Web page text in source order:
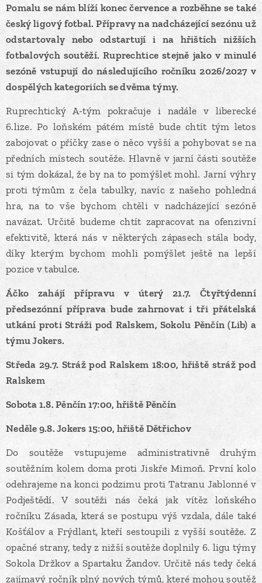
Pomalu se nám blíží konec července a rozběhne se také
český ligový fotbal. Přípravy na nadcházející sezónu už
odstartovaly nebo odstartují i na hřištích nižších
fotbalových soutěží. Ruprechtice stejně jako v minulé
sezóně vstupují do následujícího ročníku 2026/2027 v
dospělých kategoriích se dvěma týmy.
Ruprechtický A-tým pokračuje i nadále v liberecké
6.lize. Po loňském pátém místě bude chtít tým letos
zabojovat o příčky zase o něco vyšší a pohybovat se na
předních místech soutěže. Hlavně v jarní části soutěže
si tým dokázal, že by na to pomýšlet mohl. Jarní výhry
proti týmům z čela tabulky, navíc z našeho pohledná
hra, na to vše bychom chtěli v nadcházející sezóně
navázat. Určitě budeme chtít zapracovat na ofenzivní
efektivitě, která nás v některých zápasech stála body,
díky kterým bychom mohli pomýšlet ještě na lepší
pozice v tabulce.
Áčko zahájí přípravu v úterý 21.7. Čtyřtýdenní
předsezónní příprava bude zahrnovat i tři přátelská
utkání proti Stráži pod Ralskem, Sokolu Pěnčín (Lib) a
týmu Jokers.
Středa 29.7. Stráž pod Ralskem 18:00, hřiště stráž pod
Ralskem
Sobota 1.8. Pěnčín 17:00, hřiště Pěnčín
Neděle 9.8. Jokers 15:00, hřiště Dětřichov
Do soutěže vstupujeme administrativně druhým
soutěžním kolem doma proti Jiskře Mimoň. První kolo
odehrajeme na konci podzimu proti Tatranu Jablonné v
Podještědí. V soutěži nás čeká jak vítěz loňského
ročníku Zásada, která se postupu výš vzdala, dále také
Košťálov a Frýdlant, kteří sestoupili z vyšší soutěže. Z
opačné strany, tedy z nižší soutěže doplnily 6. ligu týmy
Sokola Držkov a Spartaku Žandov. Určitě nás tedy čeká
zajímavý ročník plný nových týmů, které mohou soutěž